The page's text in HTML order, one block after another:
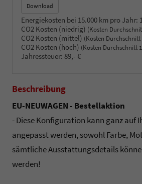
Download
Energiekosten bei 15.000 km pro Jahr:
CO2 Kosten (niedrig) (Kosten
CO2 Kosten (mittel) (Kosten Durchschnitt
CO2 Kosten (hoch) (Kosten Durchschnitt
Jahressteuer: 89,- €
Beschreibung
EU-NEUWAGEN - Bestellaktion
- Diese Konfiguration kann ganz auf
angepasst werden, sowohl Farbe,
sämtliche Ausstattungsdetails
werden!